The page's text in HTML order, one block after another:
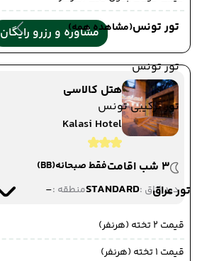
تور تونس(مشاهده همه)
تور تونس
تور ترکیبی تونس
تور عراق
مشاوره و رزرو رایگان
هتل کالاسی
Kalasi Hotel
3 شب اقامت
فقط صبحانه(BB)
دید اتاق :STANDARDمنطقه :-
قیمت 2 تخته (هرنفر)
قیمت 1 تخته (هرنفر)